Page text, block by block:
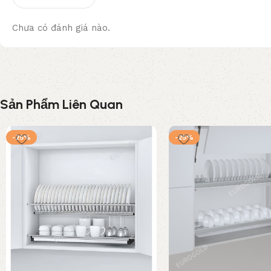
Chưa có đánh giá nào.
Sản Phẩm Liên Quan
-25% -25%